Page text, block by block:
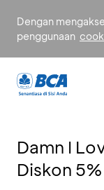
Dengan
penggunaan
Damn I
Diskon 5%